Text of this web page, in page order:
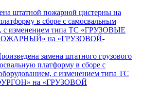
штатной пожарной цистерны на
в сборе с самосвальным
с изменением типа ТС «ГРУЗОВЫЕ
на «ГРУЗОВОЙ-
замена штатного грузового
платформу в сборе с
с изменением типа ТС
на «ГРУЗОВОЙ